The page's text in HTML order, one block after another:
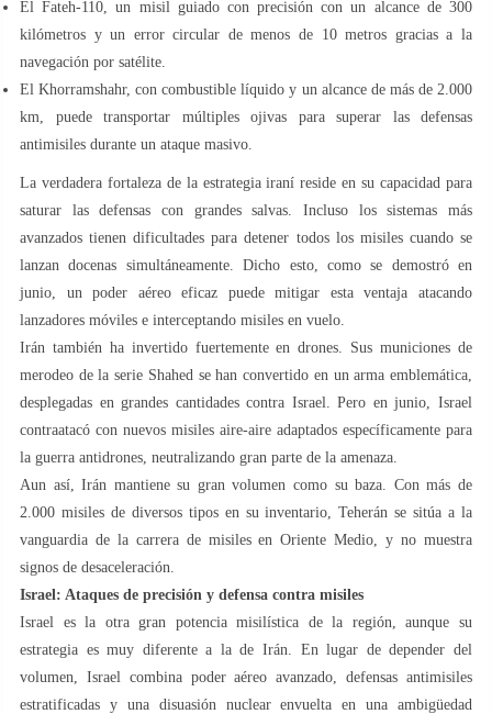
El Fateh-110, un misil guiado con precisión con un alcance de 300
kilómetros y un error circular de menos de 10 metros gracias a la
navegación por satélite.
El Khorramshahr, con combustible líquido y un alcance de más de 2.000
km, puede transportar múltiples ojivas para superar las defensas
antimisiles durante un ataque masivo.
La verdadera fortaleza de la estrategia iraní reside en su capacidad para
saturar las defensas con grandes salvas. Incluso los sistemas más
avanzados tienen dificultades para detener todos los misiles cuando se
lanzan docenas simultáneamente. Dicho esto, como se demostró en
junio, un poder aéreo eficaz puede mitigar esta ventaja atacando
lanzadores móviles e interceptando misiles en vuelo.
Irán también ha invertido fuertemente en drones. Sus municiones de
merodeo de la serie Shahed se han convertido en un arma emblemática,
desplegadas en grandes cantidades contra Israel. Pero en junio, Israel
contraatacó con nuevos misiles aire-aire adaptados específicamente para
la guerra antidrones, neutralizando gran parte de la amenaza.
Aun así, Irán mantiene su gran volumen como su baza. Con más de
2.000 misiles de diversos tipos en su inventario, Teherán se sitúa a la
vanguardia de la carrera de misiles en Oriente Medio, y no muestra
signos de desaceleración.
Israel: Ataques de precisión y defensa contra misiles
Israel es la otra gran potencia misilística de la región, aunque su
estrategia es muy diferente a la de Irán. En lugar de depender del
volumen, Israel combina poder aéreo avanzado, defensas antimisiles
estratificadas y una disuasión nuclear envuelta en una ambigüedad